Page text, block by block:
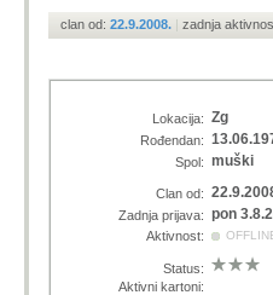
clan od: 22.9.2008. | zadnja
Lokacija: Zg
Rođendan:
Spol: muški
Clan od:
Zadnja prijava: pon
Aktivnost:
Status:
Aktivni kartoni: